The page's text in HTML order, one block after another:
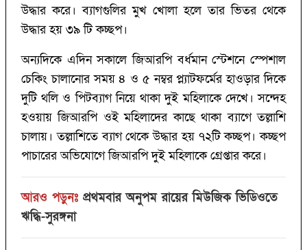
উদ্ধার করে। ব্যাগগুলির মুখ খোলা হলে তার ভিতর থেকে
উদ্ধার হয় ৩৯ টি কচ্ছপ।
অন্যদিকে এদিন সকালে জিআরপি বর্ধমান স্টেশনে স্পেশাল
চেকিং চালানোর সময় ৪ ও ৫ নম্বর প্ল্যাটফর্মের হাওড়ার দিকে
দুটি থলি ও পিটব্যাগ নিয়ে থাকা দুই মহিলাকে দেখে। সন্দেহ
হওয়ায় জিআরপি ওই মহিলাদের কাছে থাকা ব্যাগে তল্লাশি
চালায়। তল্লাশিতে ব্যাগ থেকে উদ্ধার হয় ৭২টি কচ্ছপ। কচ্ছপ
পাচারের অভিযোগে জিআরপি দুই মহিলাকে গ্রেপ্তার করে।
আরও পড়ুনঃ প্রথমবার অনুপম রায়ের মিউজিক ভিডিওতে
ঋদ্ধি-সুরঙ্গনা